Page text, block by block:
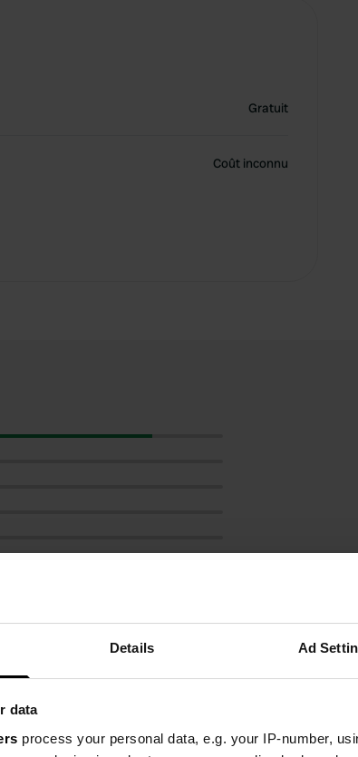
Details Ad
data
process your personal data, e.g. your IP-number,
Gratuit
Coût inconnu
les avis
Nijn